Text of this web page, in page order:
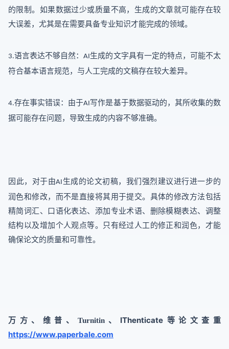
的限制。如果数据过少或质量不高，生成的文章就可能存在较
大误差，尤其是在需要具备专业知识才能完成的领域。
3.语言表达不够自然：AI生成的文字具有一定的特点，可能不太
符合基本语言规范，与人工完成的文稿存在较大差异。
4.存在事实错误：由于AI写作是基于数据驱动的，其所收集的数
据可能存在问题，导致生成的内容不够准确。
因此，对于由AI 生成的论文初稿，我们强烈建议进行进一步的
润色和修改，而不是直接将其用于提交。具体的修改方法包括
精简词汇、口语化表达、添加专业术语、删除模糊表达、调整
结构以及增加个人观点等。只有经过人工的修正和润色，才能
确保论文的质量和可靠性。
万方、维普、 Turnitin、 IThenticate等论文查重
https://www.paperbale.com